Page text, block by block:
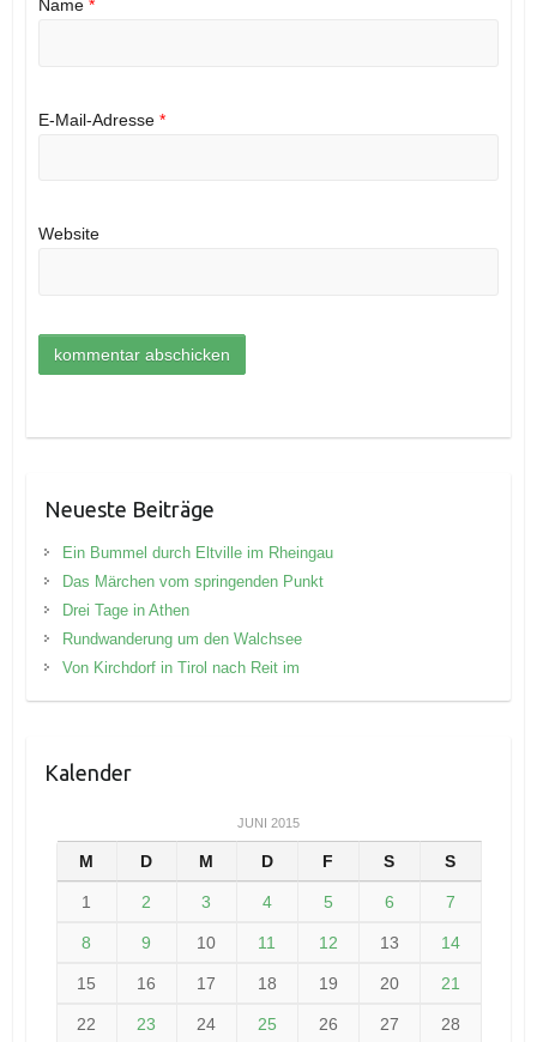
Name *
E-Mail-Adresse *
Website
Neueste Beiträge
Ein Bummel durch Eltville im Rheingau
Das Märchen vom springenden Punkt
Drei Tage in Athen
Rundwanderung um den Walchsee
Von Kirchdorf in Tirol nach Reit im
Kalender
JUNI 2015
M D M D F S S
1 2 3 4 5 6 7
8 9 10 11 12 13 14
15 16 17 18 19 20 21
22 23 24 25 26 27 28